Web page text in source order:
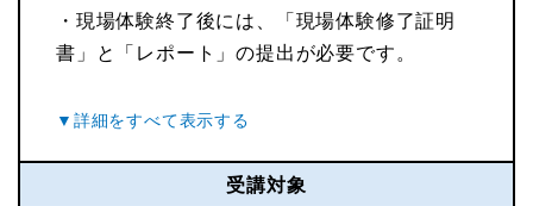
・現場体験終了後には、「現場体験修了証明
書」と「レポート」の提出が必要です。
受講対象